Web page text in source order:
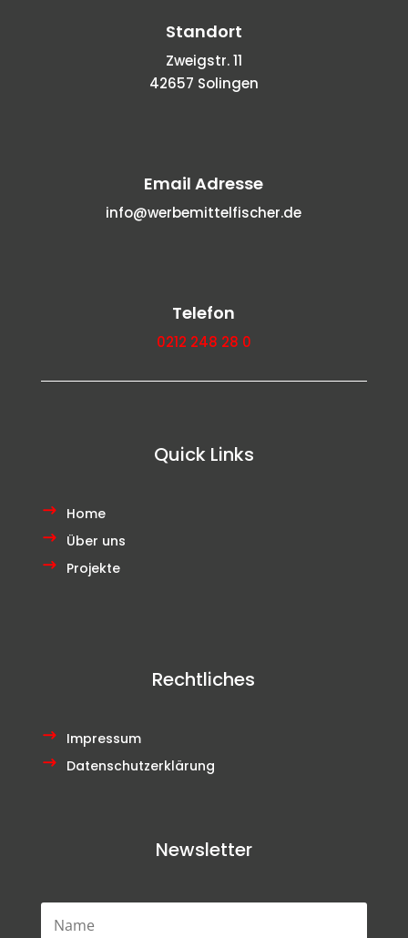
Standort
Zweigstr. 11
42657 Solingen
Email Adresse
info@werbemittelfischer.de
Telefon
0212 248 28 0
Quick Links
Home
Über uns
Projekte
Rechtliches
Impressum
Datenschutzerklärung
Newsletter